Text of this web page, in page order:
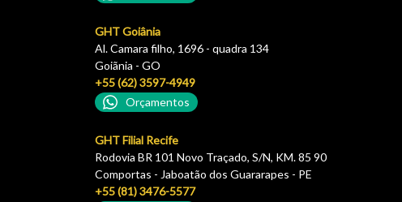
GHT Goiânia
Al. Camara filho, 1696 - quadra 134
Goiãnia - GO
+55 (62) 3597-4949
Orçamentos
GHT Filial Recife
Rodovia BR 101 Novo Traçado, S/N, KM. 85 90
Comportas - Jaboatão dos Guararapes - PE
+55 (81) 3476-5577